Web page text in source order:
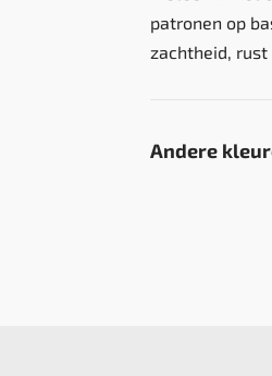
patronen op
zachtheid,
Andere